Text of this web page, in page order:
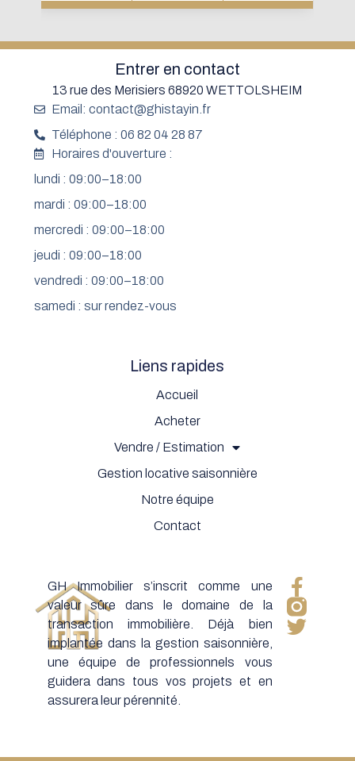
GH Immobilier s’inscrit comme une
valeur sûre dans le domaine de la
transaction immobilière. Déjà bien
implantée dans la gestion saisonnière,
une équipe de professionnels vous
guidera dans tous vos projets et en
assurera leur pérennité.
Liens rapides
Accueil
Acheter
Vendre / Estimation
Gestion locative saisonnière
Notre équipe
Contact
Entrer en contact
13 rue des Merisiers 68920 WETTOLSHEIM
Email: contact@ghistayin.fr
Téléphone : 06 82 04 28 87
Horaires d'ouverture :
lundi : 09:00–18:00
mardi : 09:00–18:00
mercredi : 09:00–18:00
jeudi : 09:00–18:00
vendredi : 09:00–18:00
samedi : sur rendez-vous